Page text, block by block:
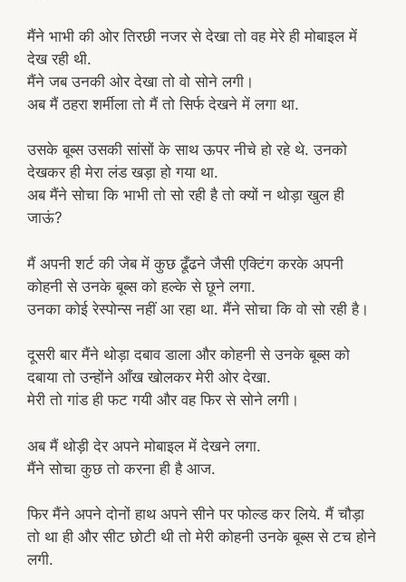
मैंने भाभी की ओर तिरछी नजर से देखा तो वह मेरे ही मोबाइल में
देख रही थी.
मैंने जब उनकी ओर देखा तो वो सोने लगी।
अब मैं ठहरा शर्मीला तो मैं तो सिर्फ देखने में लगा था.
उसके बूब्स उसकी सांसों के साथ ऊपर नीचे हो रहे थे. उनको
देखकर ही मेरा लंड खड़ा हो गया था.
अब मैंने सोचा कि भाभी तो सो रही है तो क्यों न थोड़ा खुल ही
जाऊं?
मैं अपनी शर्ट की जेब में कुछ ढूँढने जैसी एक्टिंग करके अपनी
कोहनी से उनके बूब्स को हल्के से छूने लगा.
उनका कोई रेस्पोन्स नहीं आ रहा था. मैंने सोचा कि वो सो रही है।
दूसरी बार मैंने थोड़ा दबाव डाला और कोहनी से उनके बूब्स को
दबाया तो उन्होंने आँख खोलकर मेरी ओर देखा.
मेरी तो गांड ही फट गयी और वह फिर से सोने लगी।
अब मैं थोड़ी देर अपने मोबाइल में देखने लगा.
मैंने सोचा कुछ तो करना ही है आज.
फिर मैंने अपने दोनों हाथ अपने सीने पर फोल्ड कर लिये. मैं चौड़ा
तो था ही और सीट छोटी थी तो मेरी कोहनी उनके बूब्स से टच होने
लगी.